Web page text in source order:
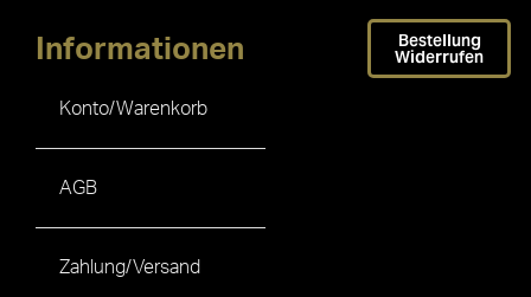
Informationen
Konto/Warenkorb
AGB
Zahlung/Versand
Bestellung
Widerrufen